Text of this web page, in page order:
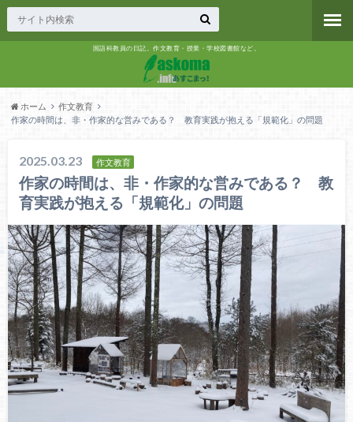
国語科教員の日記。作文教育・授業・学校図書館など。
ホーム
作文教育
作家の時間は、非・作家的な営みである？ 教育実践が抱える「規範化」の問題
2025.03.23 作文教育
作家の時間は、非・作家的な営みである？ 教
育実践が抱える「規範化」の問題